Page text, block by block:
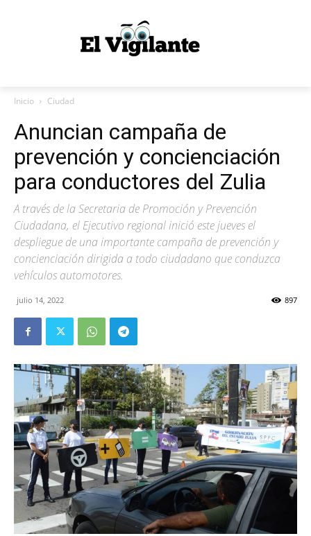
Inicio Ciudad
Anuncian campaña de
prevención y concienciación
para conductores del Zulia
A través de la Secretaria de Promoción y Prevención
Ciudadana, el Ejecutivo regional inició este jueves el
despliegue de una importante campaña de prevención y
concienciación dirigida a todo ciudadano que conduzca
vehículos automotores.
julio 14, 2022 897